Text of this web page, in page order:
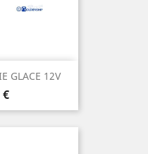
GLACE 12V
€